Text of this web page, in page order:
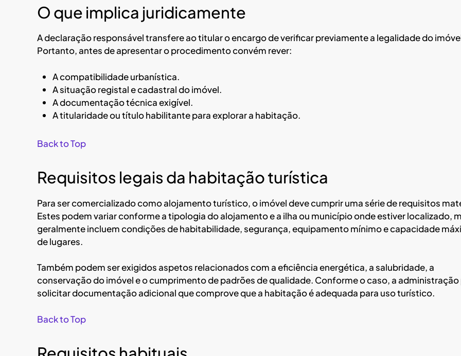
O que implica juridicamente
A declaração responsável transfere ao titular o encargo de verificar previamente a legalidade do
Portanto, antes de apresentar o procedimento convém rever:
A compatibilidade urbanística.
A situação registal e cadastral do imóvel.
A documentação técnica exigível.
A titularidade ou título habilitante para explorar a habitação.
Back to Top
Requisitos legais da habitação turística
Para ser comercializado como alojamento turístico, o imóvel deve cumprir uma série de requisitos
Estes podem variar conforme a tipologia do alojamento e a ilha ou município onde estiver localizado,
geralmente incluem condições de habitabilidade, segurança, equipamento mínimo e capacidade
de lugares.
Também podem ser exigidos aspetos relacionados com a eficiência energética, a salubridade, a
conservação do imóvel e o cumprimento de padrões de qualidade. Conforme o caso, a
solicitar documentação adicional que comprove que a habitação é adequada para uso turístico.
Back to Top